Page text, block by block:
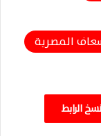
المصرية
نسخ الرابط